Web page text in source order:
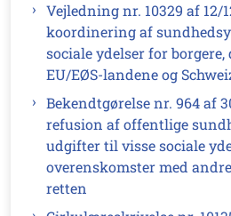
Vejledning nr. 10329 af 12/
koordinering af
sociale ydelser for
EU/EØS-landene og
Bekendtgørelse nr. 964 af
refusion af offentlige
udgifter til visse sociale
overenskomster med
retten